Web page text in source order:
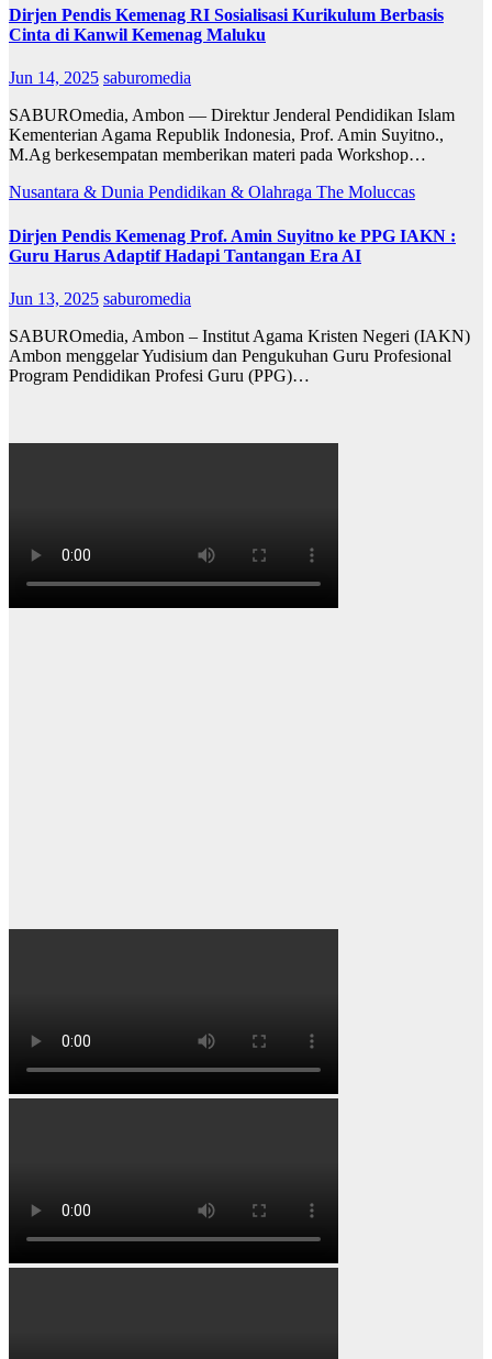
Dirjen Pendis Kemenag RI Sosialisasi Kurikulum Berbasis
Cinta di Kanwil Kemenag Maluku
Jun 14, 2025 saburomedia
SABUROmedia, Ambon — Direktur Jenderal Pendidikan Islam
Kementerian Agama Republik Indonesia, Prof. Amin Suyitno.,
M.Ag berkesempatan memberikan materi pada Workshop…
Nusantara & Dunia Pendidikan & Olahraga The Moluccas
Dirjen Pendis Kemenag Prof. Amin Suyitno ke PPG IAKN :
Guru Harus Adaptif Hadapi Tantangan Era AI
Jun 13, 2025 saburomedia
SABUROmedia, Ambon – Institut Agama Kristen Negeri (IAKN)
Ambon menggelar Yudisium dan Pengukuhan Guru Profesional
Program Pendidikan Profesi Guru (PPG)…